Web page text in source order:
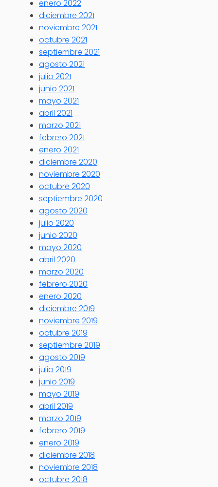
enero 2022
diciembre 2021
noviembre 2021
octubre 2021
septiembre 2021
agosto 2021
julio 2021
junio 2021
mayo 2021
abril 2021
marzo 2021
febrero 2021
enero 2021
diciembre 2020
noviembre 2020
octubre 2020
septiembre 2020
agosto 2020
julio 2020
junio 2020
mayo 2020
abril 2020
marzo 2020
febrero 2020
enero 2020
diciembre 2019
noviembre 2019
octubre 2019
septiembre 2019
agosto 2019
julio 2019
junio 2019
mayo 2019
abril 2019
marzo 2019
febrero 2019
enero 2019
diciembre 2018
noviembre 2018
octubre 2018